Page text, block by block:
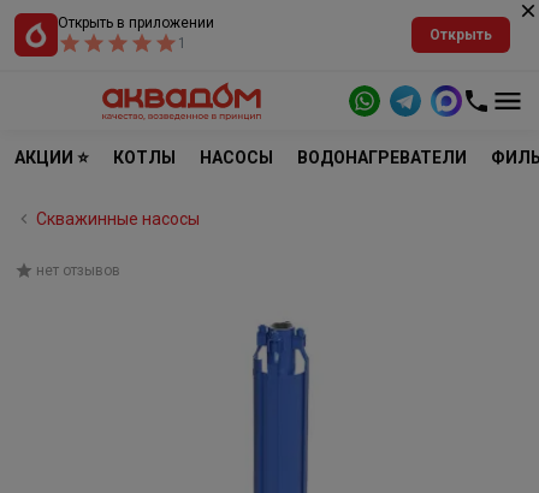
Открыть в приложении
1
Открыть
АКЦИИ ⭐ КОТЛЫ НАСОСЫ ВОДОНАГРЕВАТЕЛИ
Скважинные насосы
нет отзывов